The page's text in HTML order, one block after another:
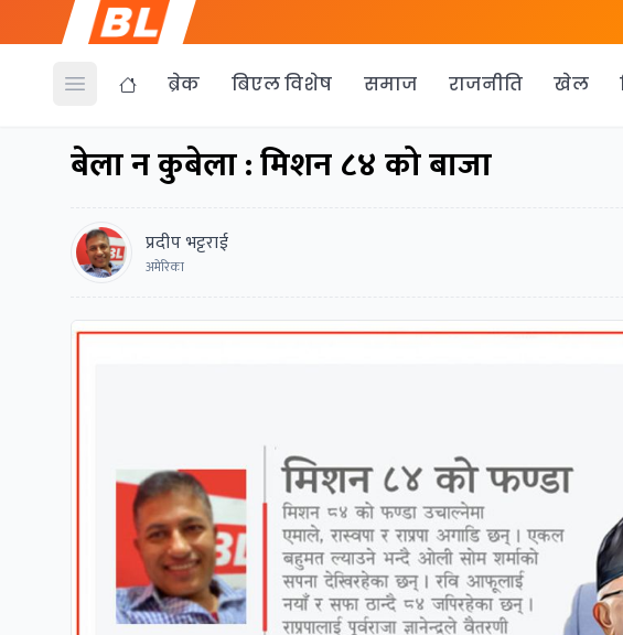
Open menu ब्रेक बिएल विशेष समाज राजनीति खेल
बेला न कुबेला : मिशन ८४ को बाजा
प्रदीप भट्टराई
अमेरिका